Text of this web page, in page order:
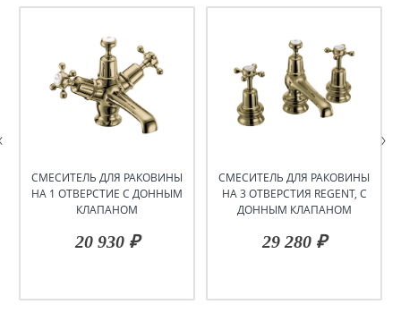
СМЕСИТЕЛЬ ДЛЯ РАКОВИНЫ
НА 1 ОТВЕРСТИЕ С ДОННЫМ
КЛАПАНОМ
20 930 ₽
СМЕСИТЕЛЬ ДЛЯ РАКОВИНЫ
НА 3 ОТВЕРСТИЯ REGENT, С
ДОННЫМ КЛАПАНОМ
29 280 ₽